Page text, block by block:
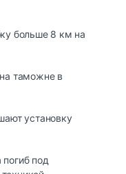
больше 8 км на
таможне в
ycтaнoвкy
под